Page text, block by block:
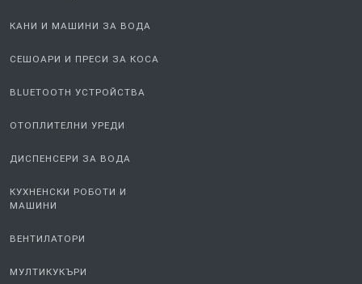
КАНИ И МАШИНИ ЗА ВОДА
СЕШОАРИ И ПРЕСИ ЗА КОСА
BLUETOOTH УСТРОЙСТВА
ОТОПЛИТЕЛНИ УРЕДИ
ДИСПЕНСЕРИ ЗА ВОДА
КУХНЕНСКИ РОБОТИ И
МАШИНИ
ВЕНТИЛАТОРИ
МУЛТИКУКЪРИ